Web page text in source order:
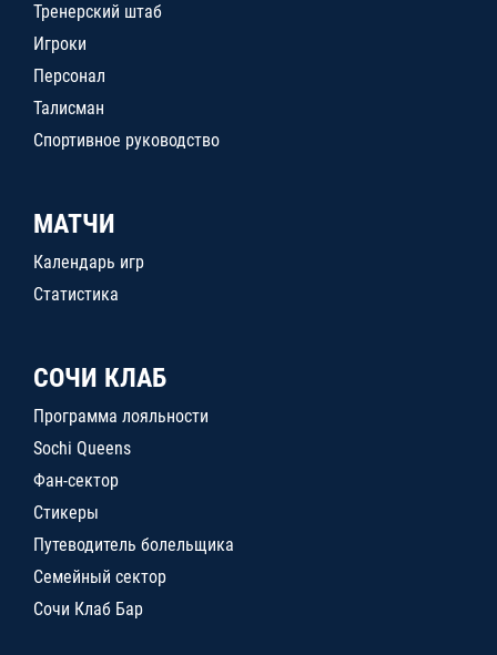
Тренерский штаб
Игроки
Персонал
Талисман
Спортивное руководство
МАТЧИ
Календарь игр
Статистика
СОЧИ КЛАБ
Программа лояльности
Sochi Queens
Фан-сектор
Стикеры
Путеводитель болельщика
Семейный сектор
Сочи Клаб Бар